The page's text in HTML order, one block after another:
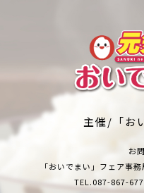
主催/「お
お
「おいでまい」フェア事
TEL.087-867-